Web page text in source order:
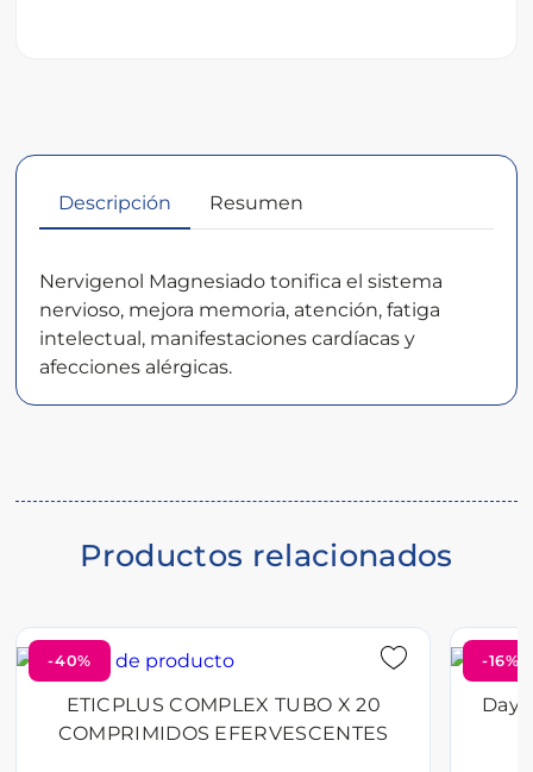
Descripción Resumen
Descripción
del
producto
Nervigenol Magnesiado tonifica el sistema
nervioso, mejora memoria, atención, fatiga
intelectual, manifestaciones cardíacas y
afecciones alérgicas.
Productos relacionados
-40%
ETICPLUS COMPLEX TUBO X 20
COMPRIMIDOS EFERVESCENTES
-16%